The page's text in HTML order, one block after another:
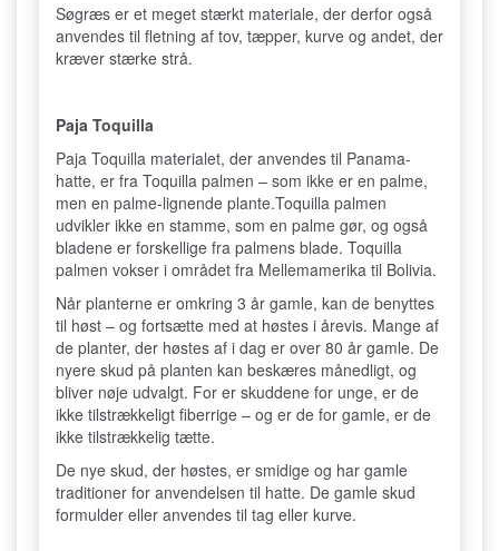
Søgræs er et meget stærkt materiale, der derfor også
anvendes til fletning af tov, tæpper, kurve og andet, der
kræver stærke strå.
Paja Toquilla
Paja Toquilla materialet, der anvendes til Panama-
hatte, er fra Toquilla palmen – som ikke er en palme,
men en palme-lignende plante.Toquilla palmen
udvikler ikke en stamme, som en palme gør, og også
bladene er forskellige fra palmens blade. Toquilla
palmen vokser i området fra Mellemamerika til Bolivia.
Når planterne er omkring 3 år gamle, kan de benyttes
til høst – og fortsætte med at høstes i årevis. Mange af
de planter, der høstes af i dag er over 80 år gamle. De
nyere skud på planten kan beskæres månedligt, og
bliver nøje udvalgt. For er skuddene for unge, er de
ikke tilstrækkeligt fiberrige – og er de for gamle, er de
ikke tilstrækkelig tætte.
De nye skud, der høstes, er smidige og har gamle
traditioner for anvendelsen til hatte. De gamle skud
formulder eller anvendes til tag eller kurve.